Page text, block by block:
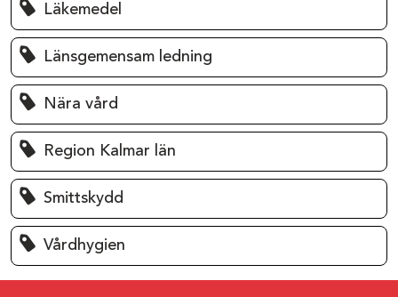
Läkemedel
Länsgemensam ledning
Nära vård
Region Kalmar län
Smittskydd
Vårdhygien